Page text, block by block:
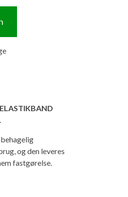
og den leveres
fastgørelse.